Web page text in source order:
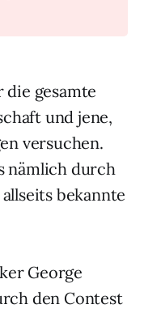
gesamte
und jene,
versuchen.
nämlich durch
bekannte
George
den Contest